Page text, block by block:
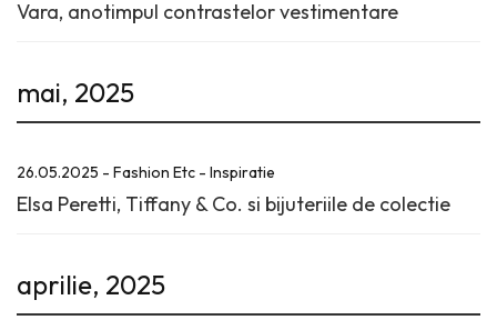
Vara, anotimpul contrastelor vestimentare
mai, 2025
26.05.2025 - Fashion Etc - Inspiratie
Elsa Peretti, Tiffany & Co. si bijuteriile de colectie
aprilie, 2025